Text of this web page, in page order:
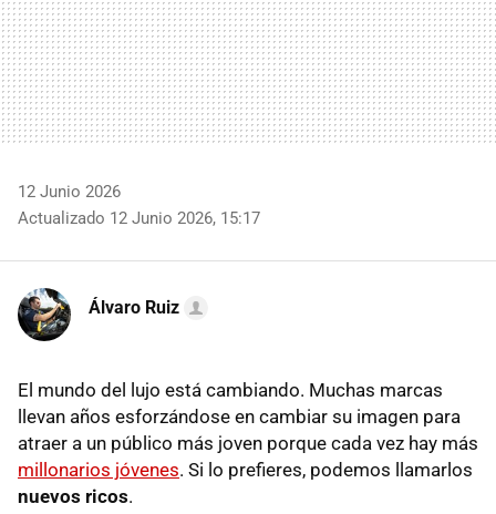
12 Junio 2026
Actualizado 12 Junio 2026, 15:17
Álvaro Ruiz
El mundo del lujo está cambiando. Muchas marcas
llevan años esforzándose en cambiar su imagen para
atraer a un público más joven porque cada vez hay más
millonarios jóvenes. Si lo prefieres, podemos llamarlos
nuevos ricos.